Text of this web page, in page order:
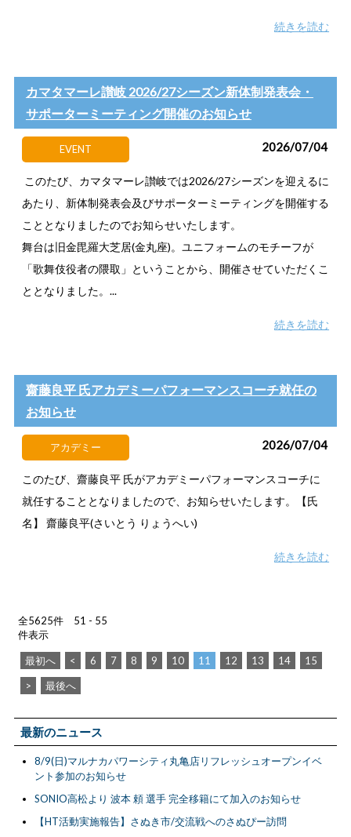
続きを読む
カマタマーレ讃岐 2026/27シーズン新体制発表会・
サポーターミーティング開催のお知らせ
EVENT 2026/07/04
このたび、カマタマーレ讃岐では2026/27シーズンを迎えるに
あたり、新体制発表会及びサポーターミーティングを開催する
こととなりましたのでお知らせいたします。
舞台は旧金毘羅大芝居(金丸座)。ユニフォームのモチーフが
「歌舞伎役者の隈取」ということから、開催させていただくこ
ととなりました。...
続きを読む
齋藤良平 氏アカデミーパフォーマンスコーチ就任の
お知らせ
アカデミー 2026/07/04
このたび、齋藤良平 氏がアカデミーパフォーマンスコーチに
就任することとなりましたので、お知らせいたします。【氏
名】 齋藤良平(さいとう りょうへい)
続きを読む
全5625件 51 - 55
件表示
最初へ < 6 7 8 9 10 11 12 13 14
15
>
最後へ
最新のニュース
8/9(日)マルナカパワーシティ丸亀店リフレッシュオープンイベ
ント参加のお知らせ
SONIO高松より 波本 頼 選手 完全移籍にて加入のお知らせ
【HT活動実施報告】さぬき市/交流戦へのさぬぴー訪問